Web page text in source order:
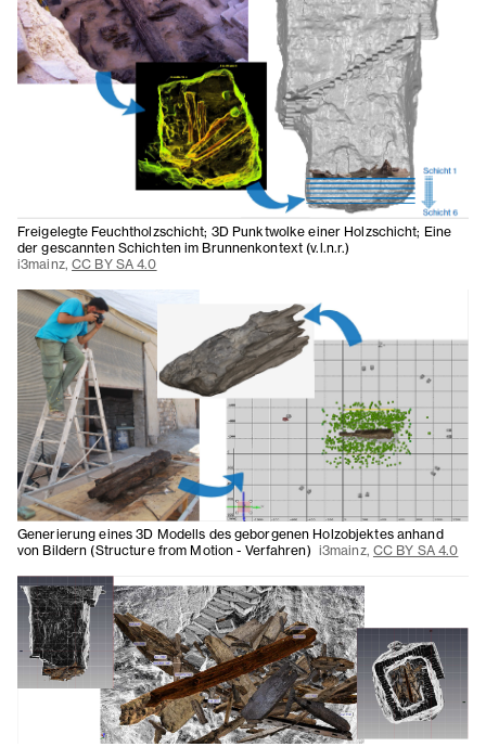
Freigelegte Feuchtholzschicht; 3D Punktwolke einer Holzschicht; Eine
der gescannten Schichten im Brunnenkontext (v.l.n.r.)
i3mainz,CC BY SA 4.0
Generierung eines 3D Modells des geborgenen Holzobjektes anhand
von Bildern (Structure from Motion - Verfahren) i3mainz, CC BY SA 4.0